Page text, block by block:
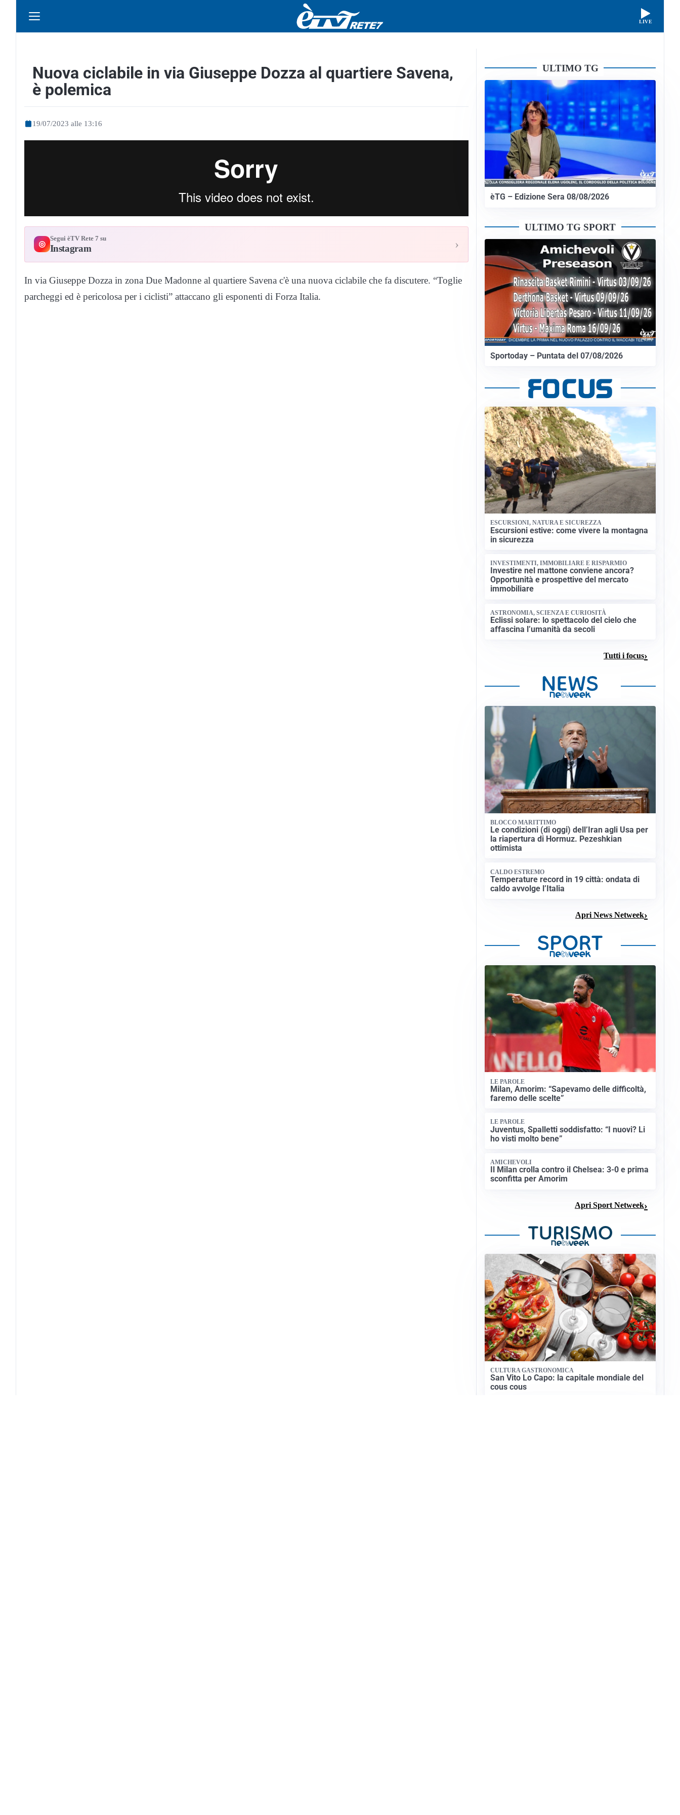
LIVE
Nuova ciclabile in via Giuseppe Dozza al quartiere Savena,
è polemica
19/07/2023 alle 13:16
◎
Segui èTV Rete 7 su
Instagram ›
In via Giuseppe Dozza in zona Due Madonne al quartiere Savena c'è una nuova ciclabile che fa discutere. “Toglie
parcheggi ed è pericolosa per i ciclisti” attaccano gli esponenti di Forza Italia.
ULTIMO TG
èTG – Edizione Sera 08/08/2026
ULTIMO TG SPORT
Sportoday – Puntata del 07/08/2026
ESCURSIONI, NATURA E SICUREZZA
Escursioni estive: come vivere la montagna
in sicurezza
INVESTIMENTI, IMMOBILIARE E RISPARMIO
Investire nel mattone conviene ancora?
Opportunità e prospettive del mercato
immobiliare
ASTRONOMIA, SCIENZA E CURIOSITÀ
Eclissi solare: lo spettacolo del cielo che
affascina l’umanità da secoli
Tutti i focus
BLOCCO MARITTIMO
Le condizioni (di oggi) dell’Iran agli Usa per
la riapertura di Hormuz. Pezeshkian
ottimista
CALDO ESTREMO
Temperature record in 19 città: ondata di
caldo avvolge l’Italia
Apri News Netweek
LE PAROLE
Milan, Amorim: “Sapevamo delle difficoltà,
faremo delle scelte”
LE PAROLE
Juventus, Spalletti soddisfatto: “I nuovi? Li
ho visti molto bene”
AMICHEVOLI
Il Milan crolla contro il Chelsea: 3-0 e prima
sconfitta per Amorim
Apri Sport Netweek
CULTURA GASTRONOMICA
San Vito Lo Capo: la capitale mondiale del
cous cous